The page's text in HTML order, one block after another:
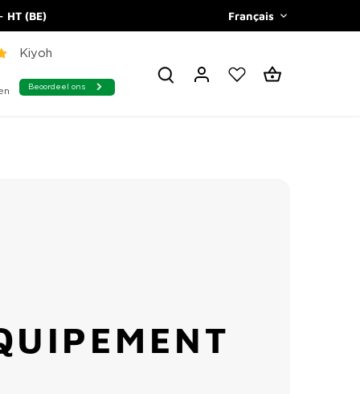
(BE) Langue
Français